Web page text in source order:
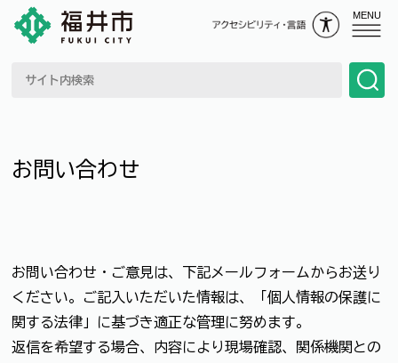
MENU
お問い合わせ
お問い合わせ・ご意見は、下記メールフォームからお送り
ください。ご記入いただいた情報は、「個人情報の保護に
関する法律」に基づき適正な管理に努めます。
返信を希望する場合、内容により現場確認、関係機関との